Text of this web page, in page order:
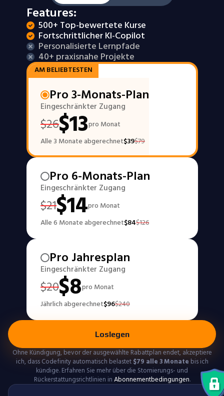
Features:
500+ Top-bewertete Kurse
Fortschrittlicher KI-Copilot
Personalisierte Lernpfade
40+ praxisnahe Projekte
AM BELIEBTESTEN
Pro 3-Monats-Plan
Eingeschränkter Zugang
$26$13pro Monat
Alle 3 Monate abgerechnet$39$79
Pro 6-Monats-Plan
Eingeschränkter Zugang
$21$14pro Monat
Alle 6 Monate abgerechnet$84$126
Pro Jahresplan
Eingeschränkter Zugang
$20$8pro Monat
Jährlich abgerechnet$96$240
Loslegen
Ohne Kündigung, bevor der ausgewählte Rabattplan endet, akzeptiere
ich, dass Codefinity automatisch belastet $79 alle 3 Monate bis ich
kündige. Erfahren Sie mehr über die Stornierungs- und
Rückerstattungsrichtlinien inAbonnementbedingungen.